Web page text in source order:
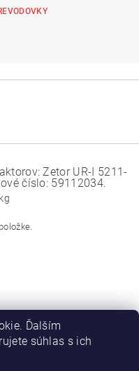
Zetor UR-I 5211-
číslo: 59112034.
Ďalším
súhlas s ich